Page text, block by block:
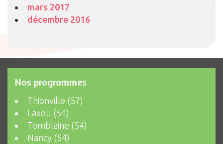
mars 2017
décembre 2016
Nos programmes
Thionville (57)
Laxou (54)
Tomblaine (54)
Nancy (54)